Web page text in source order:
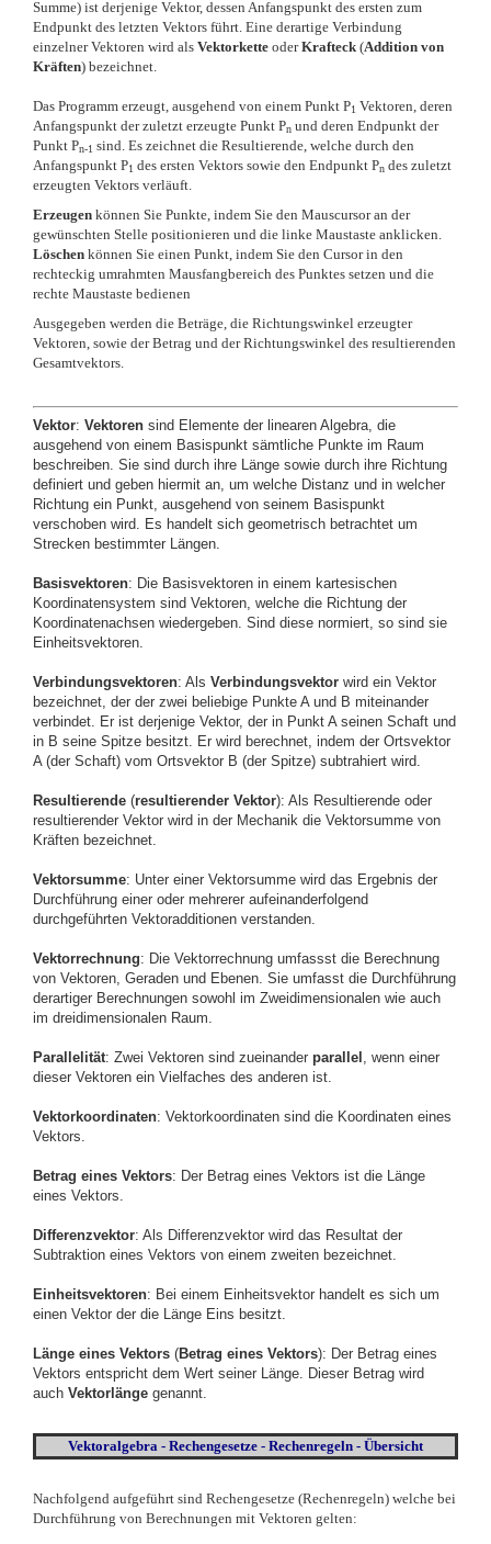
Summe) ist derjenige Vektor, dessen Anfangspunkt des ersten zum
Endpunkt des letzten Vektors führt. Eine derartige Verbindung
einzelner Vektoren wird als Vektorkette oderKrafteck (Addition von
Kräften) bezeichnet.
Das Programm erzeugt, ausgehend von einem Punkt P1 Vektoren, deren
Anfangspunkt der zuletzt erzeugte Punkt Pn und deren Endpunkt der
Punkt Pn-1 sind. Es zeichnet die Resultierende, welche durch den
Anfangspunkt P1 des ersten Vektors sowie den Endpunkt Pn des zuletzt
erzeugten Vektors verläuft.
Erzeugen können Sie Punkte, indem Sie den Mauscursor an der
gewünschten Stelle positionieren und die linke Maustaste anklicken.
Löschen können Sie einen Punkt, indem Sie den Cursor in den
rechteckig umrahmten Mausfangbereich des Punktes setzen und die
rechte Maustaste bedienen
Ausgegeben werden die Beträge, die Richtungswinkel erzeugter
Vektoren, sowie der Betrag und der Richtungswinkel des resultierenden
Gesamtvektors.
Vektor: Vektoren sind Elemente der linearen Algebra, die
ausgehend von einem Basispunkt sämtliche Punkte im Raum
beschreiben. Sie sind durch ihre Länge sowie durch ihre Richtung
definiert und geben hiermit an, um welche Distanz und in welcher
Richtung ein Punkt, ausgehend von seinem Basispunkt
verschoben wird. Es handelt sich geometrisch betrachtet um
Strecken bestimmter Längen.
Basisvektoren: Die Basisvektoren in einem kartesischen
Koordinatensystem sind Vektoren, welche die Richtung der
Koordinatenachsen wiedergeben. Sind diese normiert, so sind sie
Einheitsvektoren.
Verbindungsvektoren: Als Verbindungsvektor wird ein Vektor
bezeichnet, der der zwei beliebige Punkte A und B miteinander
verbindet. Er ist derjenige Vektor, der in Punkt A seinen Schaft und
in B seine Spitze besitzt. Er wird berechnet, indem der Ortsvektor
A (der Schaft) vom Ortsvektor B (der Spitze) subtrahiert wird.
Resultierende (resultierender Vektor): Als Resultierende oder
resultierender Vektor wird in der Mechanik die Vektorsumme von
Kräften bezeichnet.
Vektorsumme: Unter einer Vektorsumme wird das Ergebnis der
Durchführung einer oder mehrerer aufeinanderfolgend
durchgeführten Vektoradditionen verstanden.
Vektorrechnung: Die Vektorrechnung umfassst die Berechnung
von Vektoren, Geraden und Ebenen. Sie umfasst die Durchführung
derartiger Berechnungen sowohl im Zweidimensionalen wie auch
im dreidimensionalen Raum.
Parallelität: Zwei Vektoren sind zueinander parallel , wenn einer
dieser Vektoren ein Vielfaches des anderen ist.
Vektorkoordinaten: Vektorkoordinaten sind die Koordinaten eines
Vektors.
Betrag eines Vektors: Der Betrag eines Vektors ist die Länge
eines Vektors.
Differenzvektor: Als Differenzvektor wird das Resultat der
Subtraktion eines Vektors von einem zweiten bezeichnet.
Einheitsvektoren: Bei einem Einheitsvektor handelt es sich um
einen Vektor der die Länge Eins besitzt.
Länge eines Vektors (Betrag eines Vektors): Der Betrag eines
Vektors entspricht dem Wert seiner Länge. Dieser Betrag wird
auch Vektorlänge genannt.
Vektoralgebra - Rechengesetze - Rechenregeln - Übersicht
Nachfolgend aufgeführt sind Rechengesetze (Rechenregeln) welche bei
Durchführung von Berechnungen mit Vektoren gelten: